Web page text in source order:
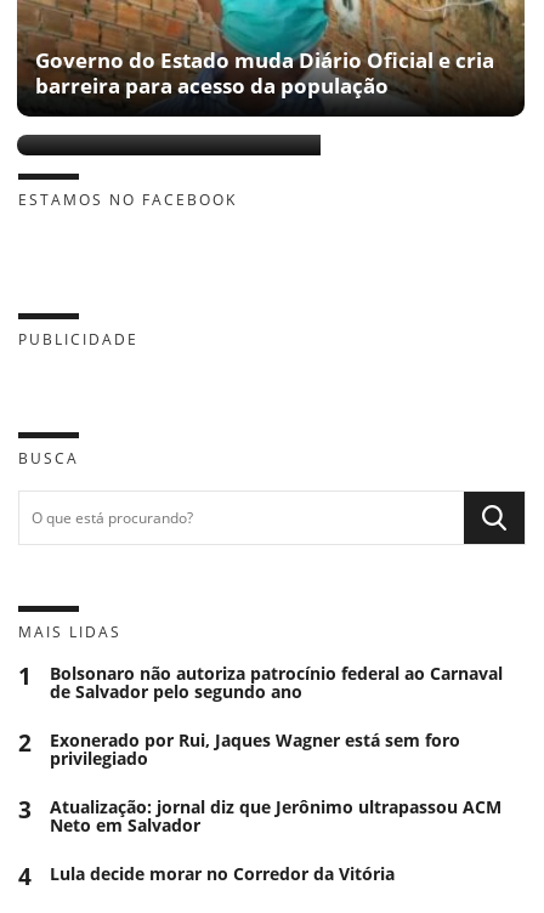
Governo do Estado muda Diário Oficial e cria
barreira para acesso da população
Josias Gomes é exonerado
ESTAMOS NO FACEBOOK
PUBLICIDADE
BUSCA
MAIS LIDAS
1 Bolsonaro não autoriza patrocínio federal ao Carnaval
de Salvador pelo segundo ano
2 Exonerado por Rui, Jaques Wagner está sem foro
privilegiado
3 Atualização: jornal diz que Jerônimo ultrapassou ACM
Neto em Salvador
4 Lula decide morar no Corredor da Vitória